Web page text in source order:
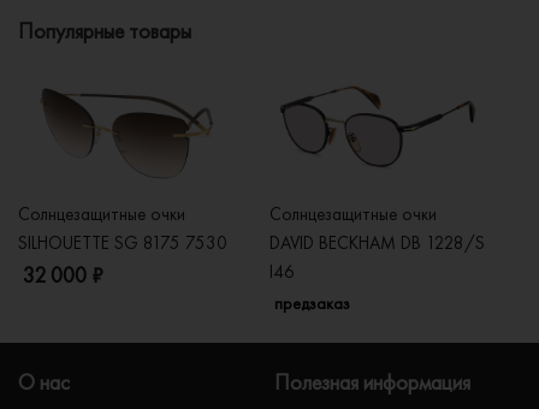
Популярные товары
Солнцезащитные очки
SILHOUETTE SG 8175 7530
32 000 ₽
Солнцезащитные очки
DAVID BECKHAM DB 1228/S
I46
предзаказ
О нас
Полезная информация